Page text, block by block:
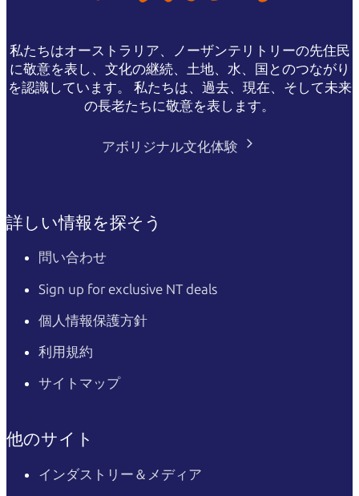
私たちはオーストラリア、ノーザンテリトリーの先住民
に敬意を表し、文化の継続、土地、水、国とのつながり
を認識しています。 私たちは、過去、現在、そして未来
の長老たちに敬意を表します。
アボリジナル文化体験
詳しい情報を探そう
問い合わせ
Sign up for exclusive NT deals
個人情報保護方針
利用規約
サイトマップ
他のサイト
インダストリー＆メディア